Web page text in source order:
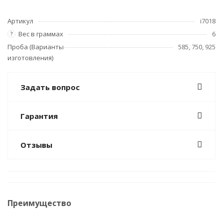
Артикул i7018
? Вес в граммах
6
Проба (Варианты
изготовления)
585, 750, 925
Задать вопрос
Гарантия
Отзывы
Преимущество